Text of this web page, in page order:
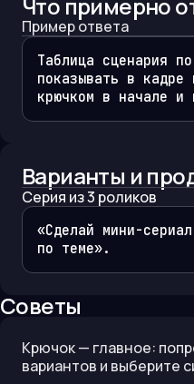
Пример ответа
Таблица сценария
показывать в
крючком в начале и
Варианты и
Серия из 3 роликов
«Сделай мини-
по теме».
Советы
Крючок — главное:
вариантов и выберите